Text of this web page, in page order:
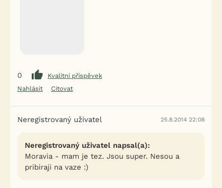
0
Kvalitní příspěvek
Nahlásit
Citovat
Neregistrovaný uživatel 25.8.2014 22:08
Neregistrovaný uživatel napsal(a):
Moravia - mam je tez. Jsou super. Nesou a
pribiraji na vaze :)